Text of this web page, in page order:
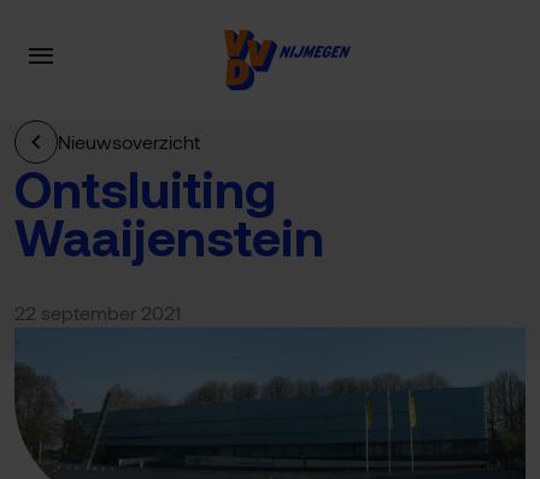
Nieuwsoverzicht
Ontsluiting
Waaijenstein
22 september 2021